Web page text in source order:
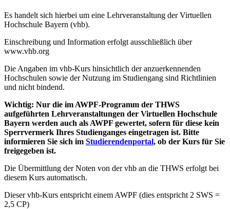
Es handelt sich hierbei um eine Lehrveranstaltung der Virtuellen
Hochschule Bayern (vhb).
Einschreibung und Information erfolgt ausschließlich über
www.vhb.org
Die Angaben im vhb-Kurs hinsichtlich der anzuerkennenden
Hochschulen sowie der Nutzung im Studiengang sind Richtlinien
und nicht bindend.
Wichtig: Nur die im AWPF-Programm der THWS
aufgeführten Lehrveranstaltungen der Virtuellen Hochschule
Bayern werden auch als AWPF gewertet, sofern für diese kein
Sperrvermerk Ihres Studienganges eingetragen ist. Bitte
informieren Sie sich im Studierendenportal, ob der Kurs für Sie
freigegeben ist.
Die Übermittlung der Noten von der vhb an die THWS erfolgt bei
diesem Kurs automatisch.
Dieser vhb-Kurs entspricht einem AWPF (dies entspricht 2 SWS =
2,5 CP)